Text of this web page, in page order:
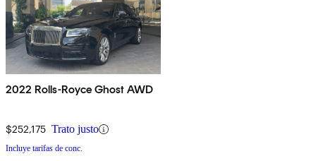
2022 Rolls-Royce Ghost AWD
$252,175 Trato justo
Incluye tarifas de conc.